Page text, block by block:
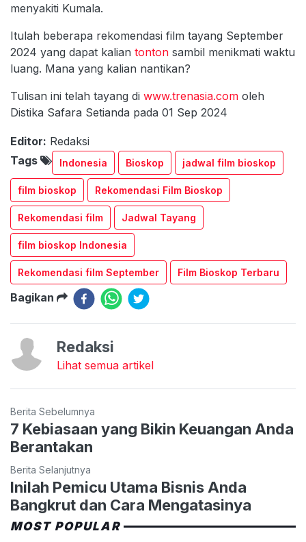
menyakiti Kumala.
Itulah beberapa rekomendasi film tayang September
2024 yang dapat kalian tonton sambil menikmati waktu
luang. Mana yang kalian nantikan?
Tulisan ini telah tayang di www.trenasia.com oleh
Distika Safara Setianda pada 01 Sep 2024
Editor: Redaksi
Tags
Indonesia Bioskop jadwal film bioskop
film bioskop Rekomendasi Film Bioskop
Rekomendasi film Jadwal Tayang
film bioskop Indonesia
Rekomendasi film September Film Bioskop Terbaru
Bagikan
Redaksi
Lihat semua artikel
Berita Sebelumnya
7 Kebiasaan yang Bikin Keuangan Anda
Berantakan
Berita Selanjutnya
Inilah Pemicu Utama Bisnis Anda
Bangkrut dan Cara Mengatasinya
MOST POPULAR